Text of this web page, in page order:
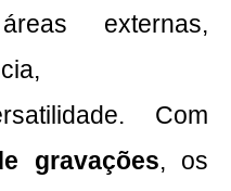
externas,
Com
gravações, os